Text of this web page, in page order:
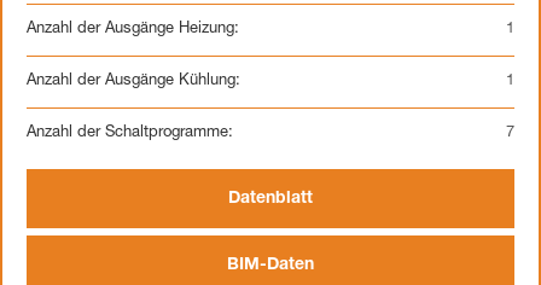
Anzahl der Ausgänge Heizung: 1
Anzahl der Ausgänge Kühlung: 1
Anzahl der Schaltprogramme: 7
Datenblatt
BIM-Daten